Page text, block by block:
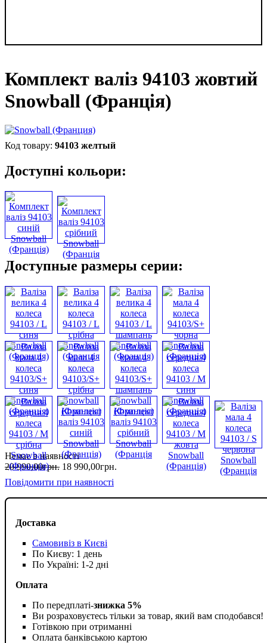
Комплект валіз 94103 жовтий
Snowball (Франція)
Доставка
Самовивіз в Києві
По Києву: 1 день
По Україні: 1-2 дні
Оплата
По передплаті-знижка 5%
Ви розраховуєтесь тільки за товар, який вам сподобався!
Готівкою при отриманні
Оплата банківською картою
94103 желтый
Доступні кольори:
Доступные размеры серии:
Немає в наявності
20 990,00грн. 18 990,00грн.
Повідомити при наявності